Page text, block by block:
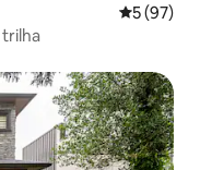
5 de uma
5 (97)
trilha